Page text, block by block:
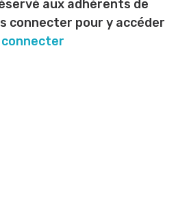
aux adhérents de
connecter pour y accéder
connecter